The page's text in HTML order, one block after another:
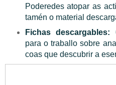
Poderedes atopar as
tamén o material
Fichas descargables:
para o traballo sobre
coas que descubrir a